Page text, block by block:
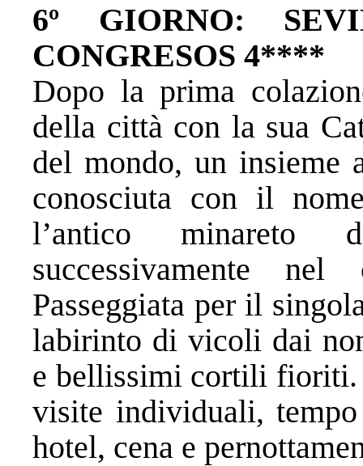
6º GIORNO:
CONGRESOS 4****
Dopo la prima
della città con la sua
del mondo, un insieme
conosciuta con il
l’antico minareto
successivamente nel
Passeggiata per il
labirinto di vicoli dai
e bellissimi cortili fioriti.
visite individuali,
hotel, cena e